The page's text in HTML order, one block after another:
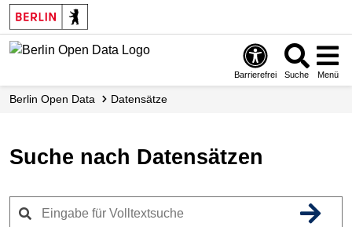
Skip
to
main
Barrierefrei Suche Menü
Berlin Open Data Datensätze
Suche nach Datensätzen